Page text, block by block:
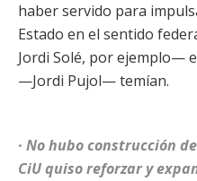
haber servido para
Estado en el sentido
Jordi Solé, por ejemplo—
—Jordi Pujol— temían.
· No hubo construcción
CiU quiso reforzar y